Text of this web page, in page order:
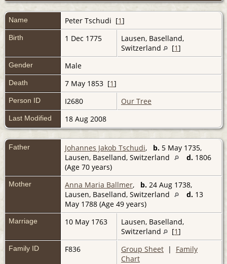
Name Peter Tschudi [1]
Birth 1 Dec 1775
Lausen, Baselland,
Switzerland
[1]
Gender Male
Death 7 May 1853 [1]
Person ID I2680 Our Tree
Last Modified 18 Aug 2008
Father Johannes Jakob Tschudi, b. 5 May 1735,
Lausen, Baselland, Switzerland
d. 1806
(Age 70 years)
Mother Anna Maria Ballmer, b. 24 Aug 1738,
Lausen, Baselland, Switzerland
d. 13
May 1788 (Age 49 years)
Marriage 10 May 1763
Lausen, Baselland,
Switzerland
[1]
Family ID F836 Group Sheet | Family
Chart